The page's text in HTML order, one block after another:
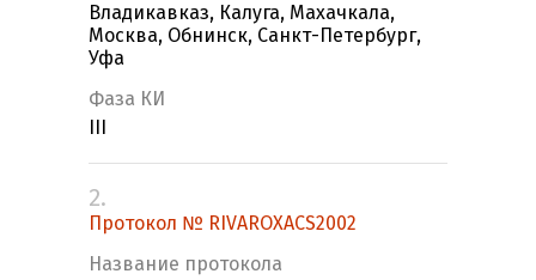
Владикавказ, Калуга, Махачкала,
Москва, Обнинск, Санкт-Петербург,
Уфа
Фаза КИ
2.
Протокол № RIVAROXACS2002
Название протокола